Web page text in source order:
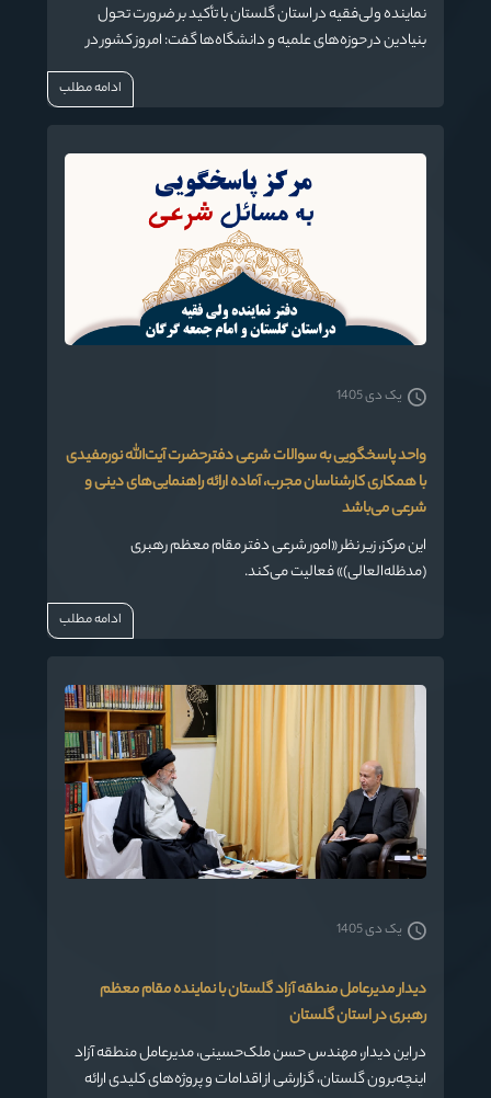
نماینده ولی‌فقیه در استان گلستان با تأکید بر ضرورت تحول
بنیادین در حوزه‌های علمیه و دانشگاه‌ها گفت: امروز کشور در
مقطعی تاریخی، حساس و بی‌سابقه قرار دارد و تنها با پیوند علم،
دین، اخلاق و معنویت می‌توان از جنگ شناختی دشمن عبور کرد و
ادامه مطلب
واحد پاسخگویی به سوالات شرعی دفترحضرت آیت‌الله نورمفیدی
با همکاری کارشناسان مجرب، آماده ارائه راهنمایی‌های دینی و
شرعی می‌باشد
این مرکز، زیر نظر «امور شرعی دفتر مقام معظم رهبری
(مدظله‌العالی)» فعالیت می‌کند.
یک دی 1405
ادامه مطلب
دیدار مدیرعامل منطقه آزاد گلستان با نماینده مقام معظم
رهبری در استان گلستان
در این دیدار، مهندس حسن ملک‌حسینی، مدیرعامل منطقه آزاد
اینچه‌برون گلستان، گزارشی از اقدامات و پروژه‌های کلیدی ارائه
یک دی 1405